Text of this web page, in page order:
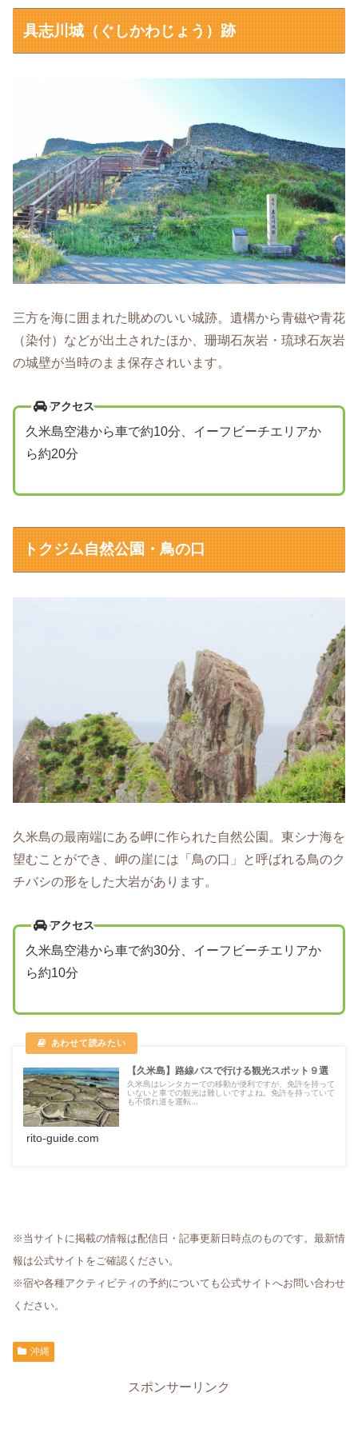
具志川城（ぐしかわじょう）跡
三方を海に囲まれた眺めのいい城跡。遺構から青磁や青花
（染付）などが出土されたほか、珊瑚石灰岩・琉球石灰岩
の城壁が当時のまま保存されいます。
アクセス
久米島空港から車で約10分、イーフビーチエリアか
ら約20分
トクジム自然公園・鳥の口
久米島の最南端にある岬に作られた自然公園。東シナ海を
望むことができ、岬の崖には「鳥の口」と呼ばれる鳥のク
チバシの形をした大岩があります。
アクセス
久米島空港から車で約30分、イーフビーチエリアか
ら約10分
【久米島】路線バスで行ける観光スポット９選
久米島はレンタカーでの移動が便利ですが、免許を持って
いないと車での観光は難しいですよね。免許を持っていて
も不慣れ道を運転...
rito-guide.com
※当サイトに掲載の情報は配信日・記事更新日時点のものです。最新情
報は公式サイトをご確認ください。
※宿や各種アクティビティの予約についても公式サイトへお問い合わせ
ください。
沖縄
スポンサーリンク